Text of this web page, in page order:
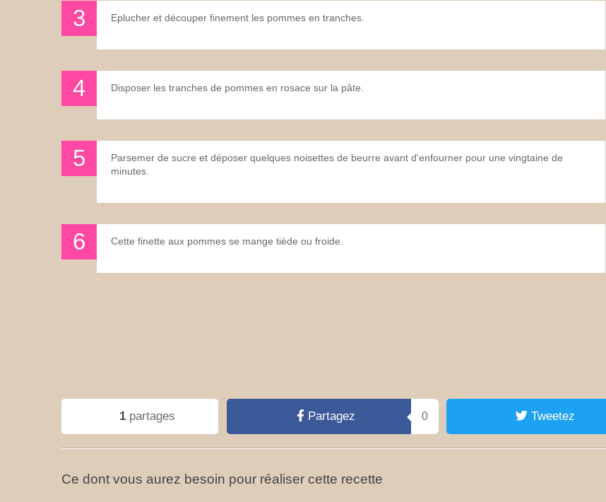
Eplucher et découper finement les pommes en tranches.
Disposer les tranches de pommes en rosace sur la pâte.
Parsemer de sucre et déposer quelques noisettes de beurre avant d'enfourner pour une vingtaine de
minutes.
Cette finette aux pommes se mange tiède ou froide.
1partages Partagez 0 Tweetez
Ce dont vous aurez besoin pour réaliser cette recette